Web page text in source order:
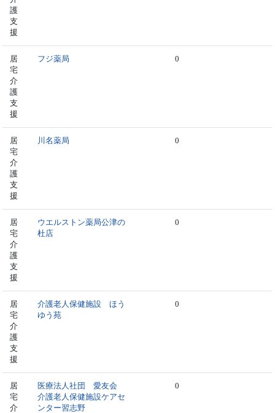
護
支
援
居
宅
介
護
支
援
フジ薬局 0
居
宅
介
護
支
援
川名薬局 0
居
宅
介
護
支
援
ウエルストン薬局公津の
杜店
0
居
宅
介
護
支
援
介護老人保健施設 ほう
ゆう苑
0
居
宅
介
医療法人社団 愛友会
介護老人保健施設ケアセ
ンター習志野
0